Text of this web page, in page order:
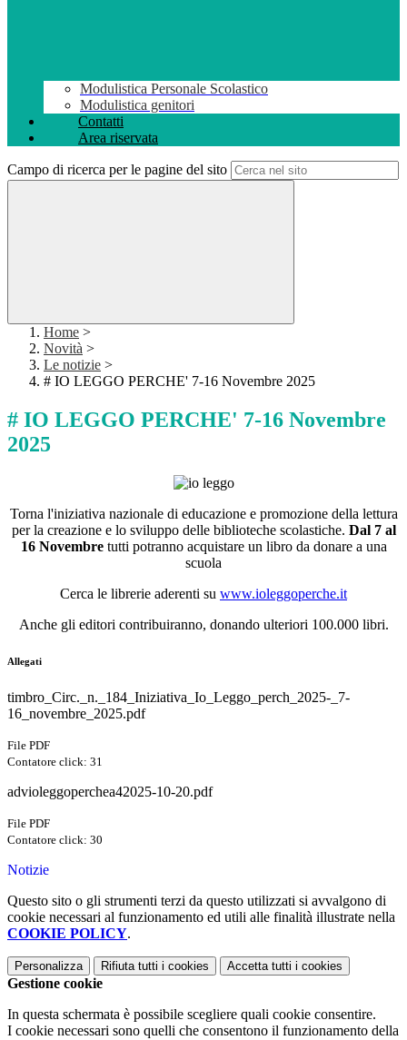
Modulistica Personale Scolastico
Modulistica genitori
Contatti
Area riservata
Campo di ricerca per le pagine del sito
Home >
Novità >
Le notizie >
# IO LEGGO PERCHE' 7-16 Novembre 2025
# IO LEGGO PERCHE' 7-16 Novembre
2025
Torna l'iniziativa nazionale di educazione e promozione della lettura
per la creazione e lo sviluppo delle biblioteche scolastiche. Dal 7 al
16 Novembretutti potranno acquistare un libro da donare a una
scuola
Cerca le librerie aderenti su www.ioleggoperche.it
Anche gli editori contribuiranno, donando ulteriori 100.000 libri.
Allegati
timbro_Circ._n._184_Iniziativa_Io_Leggo_perch_2025-_7-
16_novembre_2025.pdf
File PDF
Contatore click: 31
advioleggoperchea42025-10-20.pdf
File PDF
Contatore click: 30
Notizie
Questo sito o gli strumenti terzi da questo utilizzati si avvalgono di
cookie necessari al funzionamento ed utili alle finalità illustrate nella
COOKIE POLICY.
Personalizza Rifiuta tutti i cookies Accetta tutti i cookies
Gestione cookie
In questa schermata è possibile scegliere quali cookie consentire.
I cookie necessari sono quelli che consentono il funzionamento della